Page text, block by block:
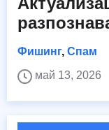
Фишинг, Спам
май 13, 2026